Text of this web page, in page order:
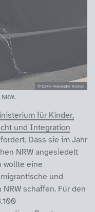
© David Alexander Konrad
für Kinder,
und Integration
Dass sie im Jahr
NRW angesiedelt
wollte eine
und
schaffen. Für den